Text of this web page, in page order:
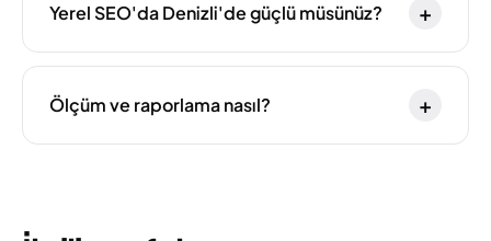
Yerel SEO'da Denizli'de güçlü müsünüz? +
Ölçüm ve raporlama nasıl? +